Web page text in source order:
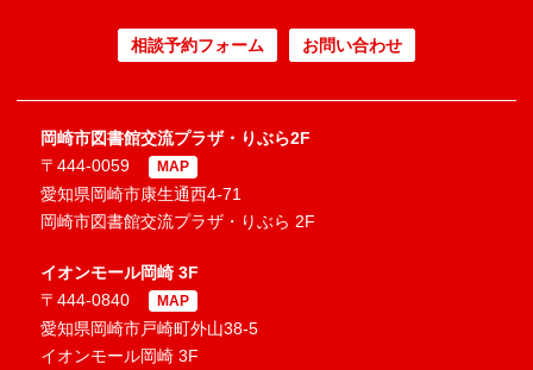
相談予約フォーム お問い合わせ
岡崎市図書館交流プラザ・りぶら2F
〒444-0059
MAP
愛知県岡崎市康生通西4-71
岡崎市図書館交流プラザ・りぶら 2F
イオンモール岡崎 3F
〒444-0840
MAP
愛知県岡崎市戸崎町外山38-5
イオンモール岡崎 3F